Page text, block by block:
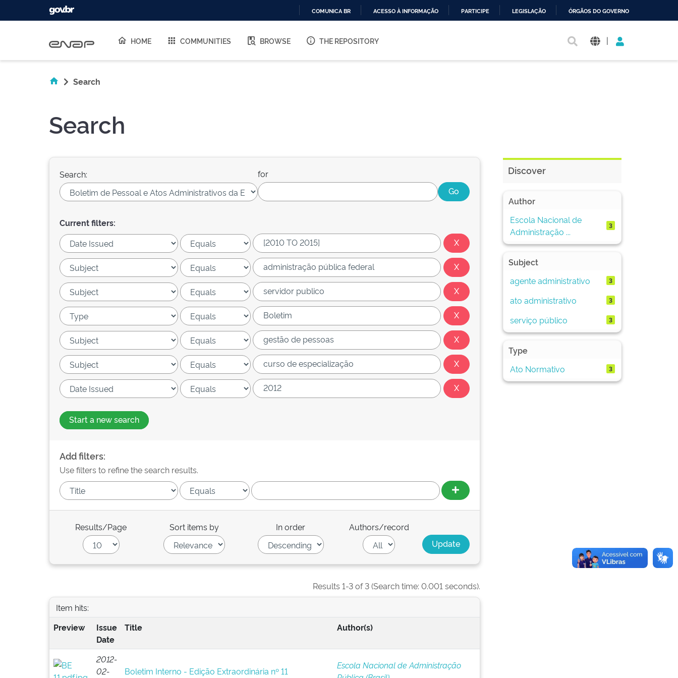
O
COMUNICA BR ACESSO À INFORMAÇÃO PARTICIPE LEGISLAÇÃO ÓRGÃOS DO GOVERNO
HOME COMMUNITIES BROWSE THE REPOSITORY |
Search
Search
Search: for
Current filters:
Start a new search
Add filters:
Use filters to refine the search results.
Results/Page Sort items by In order Authors/record
Results 1-3 of 3 (Search time: 0.001 seconds).
Item hits:
Preview
Issue
Date
Title Author(s)
2012-
02-
Boletim Interno - Edição Extraordinária nº 11
Escola Nacional de Administração
Discover
Author
Escola Nacional de
Administração ...
3
Subject
agente administrativo
3
ato administrativo 3
serviço público 3
Type
Ato Normativo
3